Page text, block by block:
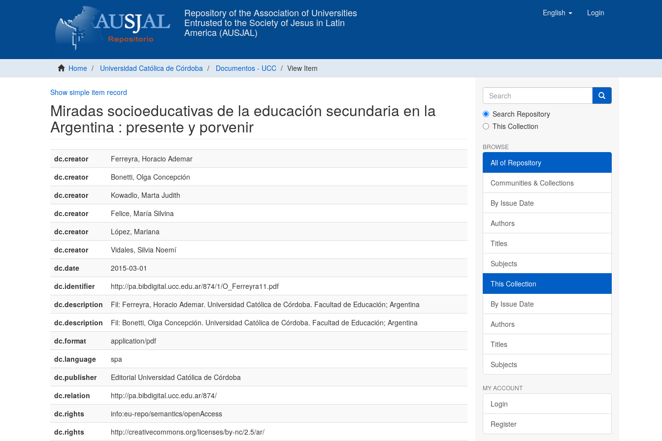
Repository of the Association of Universities
Entrusted to the Society of Jesus in Latin
America (AUSJAL)
English Login
Home Universidad Católica de Córdoba Documentos - UCC View Item
Show simple item record
Miradas socioeducativas de la educación secundaria en la
Argentina : presente y porvenir
dc.creator
Ferreyra, Horacio Ademar
dc.creator
Bonetti, Olga Concepción
dc.creator
Kowadlo, Marta Judith
dc.creator
Felice, María Silvina
dc.creator
López, Mariana
dc.creator
Vidales, Silvia Noemí
dc.date
2015-03-01
dc.identifier
http://pa.bibdigital.ucc.edu.ar/874/1/O_Ferreyra11.pdf
dc.description
Fil: Ferreyra, Horacio Ademar. Universidad Católica de Córdoba. Facultad de Educación; Argentina
dc.description
Fil: Bonetti, Olga Concepción. Universidad Católica de Córdoba. Facultad de Educación; Argentina
dc.format
application/pdf
dc.language
spa
dc.publisher
Editorial Universidad Católica de Córdoba
dc.relation
http://pa.bibdigital.ucc.edu.ar/874/
dc.rights
info:eu-repo/semantics/openAccess
dc.rights
http://creativecommons.org/licenses/by-nc/2.5/ar/
Search Repository
This Collection
BROWSE
All of Repository
Communities & Collections
By Issue Date
Authors
Titles
Subjects
This Collection
By Issue Date
Authors
Titles
Subjects
MY ACCOUNT
Login
Register